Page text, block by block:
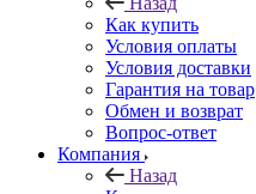
Как купить
Условия оплаты
Условия доставки
Гарантия на товар
Обмен и возврат
Вопрос-ответ
Компания
Назад